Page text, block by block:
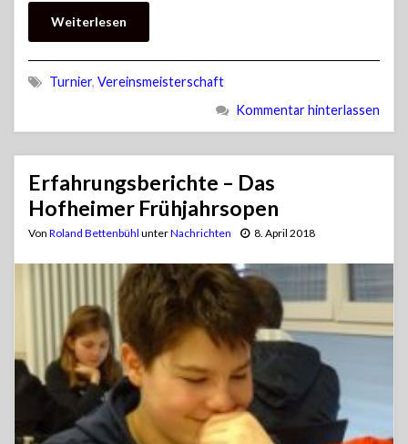
Weiterlesen
Turnier, Vereinsmeisterschaft
Kommentar hinterlassen
Erfahrungsberichte – Das
Hofheimer Frühjahrsopen
Von Roland Bettenbühl unterNachrichten 8. April 2018